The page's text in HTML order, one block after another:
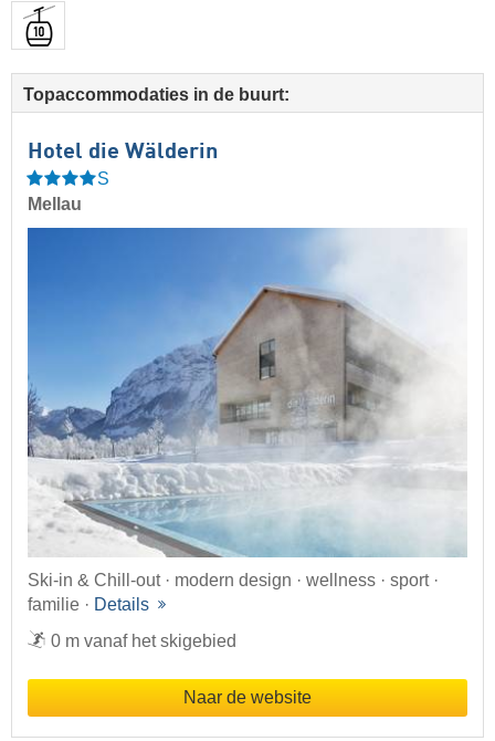
Topaccommodaties in de buurt:
Hotel die Wälderin
S
Mellau
Ski-in & Chill-out · modern design · wellness · sport ·
familie · Details
0 m vanaf het skigebied
Naar de website